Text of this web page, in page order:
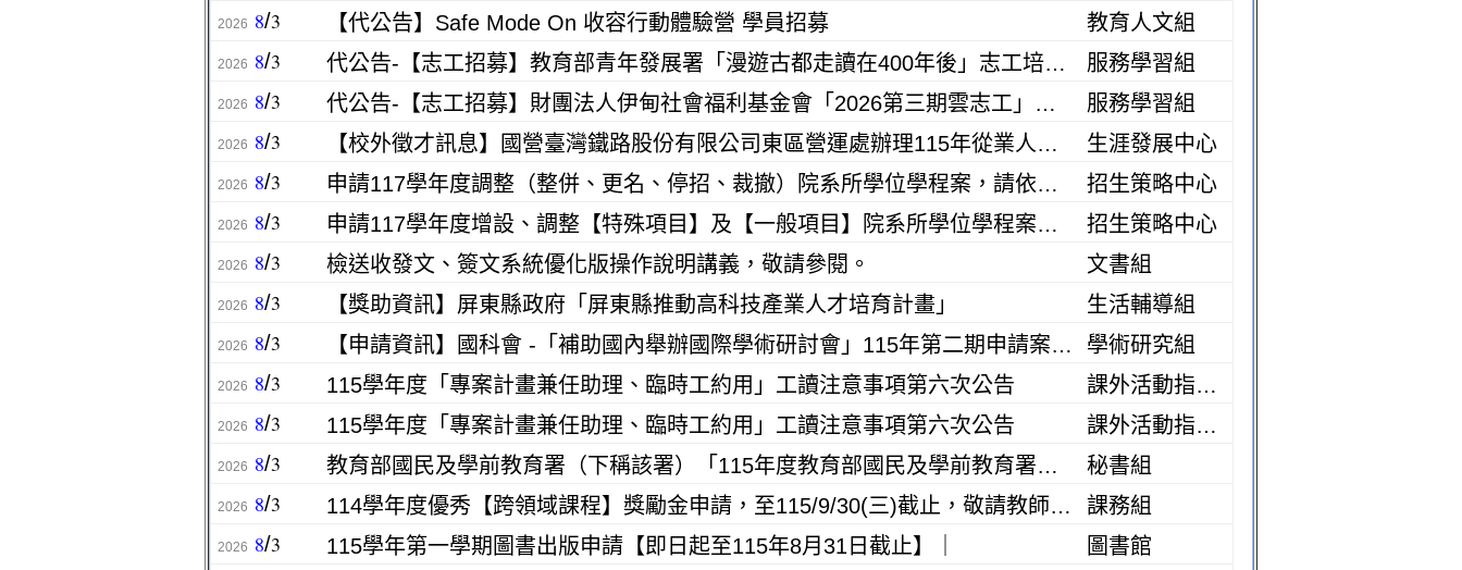
2026 8/3 【代公告】Safe Mode On 收容行動體驗營 學員招募 教育人文組
2026 8/3 代公告-【志工招募】教育部青年發展署「漫遊古都走讀在400年後」志工培訓與服務活動 服務學習組
2026 8/3 代公告-【志工招募】財團法人伊甸社會福利基金會「2026第三期雲志工」線上服務陪伴 服務學習組
2026 8/3 【校外徵才訊息】國營臺灣鐵路股份有限公司東區營運處辦理115年從業人員甄試（職業衛生管理師） 生涯發展中心
2026 8/3 申請117學年度調整（整併、更名、停招、裁撤）院系所學位學程案，請依說明辦理。 招生策略中心
2026 8/3 申請117學年度增設、調整【特殊項目】及【一般項目】院系所學位學程案，請依說明辦理。 招生策略中心
2026 8/3 檢送收發文、簽文系統優化版操作說明講義，敬請參閱。 文書組
2026 8/3 【獎助資訊】屏東縣政府「屏東縣推動高科技產業人才培育計畫」 生活輔導組
2026 8/3 【申請資訊】國科會 -「補助國內舉辦國際學術研討會」115年第二期申請案(校截止日：115.9.24中午12:00) 學術研究組
2026 8/3 115學年度「專案計畫兼任助理、臨時工約用」工讀注意事項第六次公告 課外活動指導組
2026 8/3 115學年度「專案計畫兼任助理、臨時工約用」工讀注意事項第六次公告 課外活動指導組
2026 8/3 教育部國民及學前教育署（下稱該署）「115年度教育部國民及學前教育署辦理性別平等教育建置課程與教學人才庫實施計畫」1份，請教師踴躍提出申請 秘書組
2026 8/3 114學年度優秀【跨領域課程】獎勵金申請，至115/9/30(三)截止，敬請教師踴躍提出– 課務組
2026 8/3 115學年第一學期圖書出版申請【即日起至115年8月31日截止】｜ 圖書館